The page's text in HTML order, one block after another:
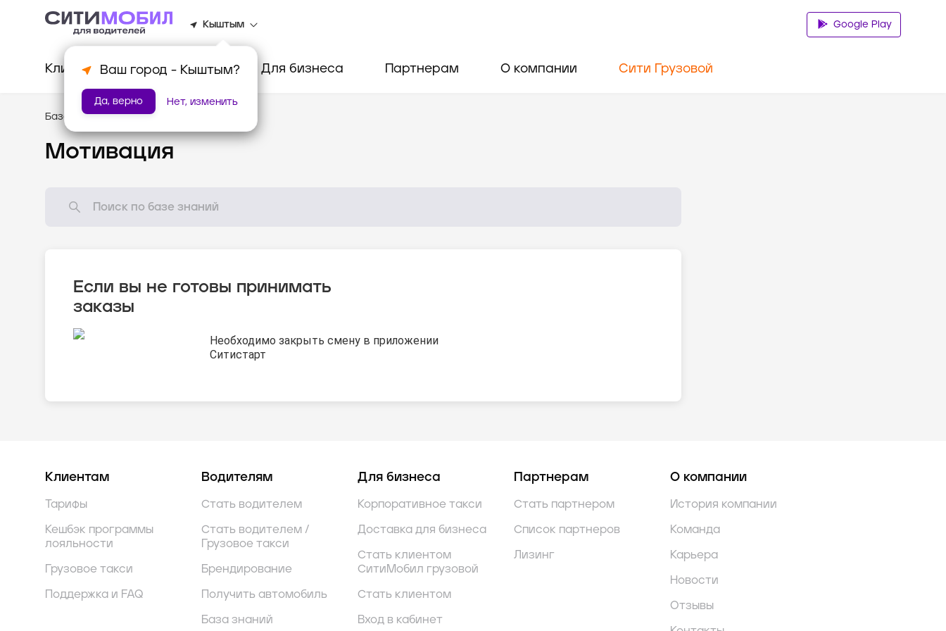
Кыштым
Ваш город - Кыштым?
Да, верно Нет, изменить
Google Play
Клиентам Водителям Для бизнеса Партнерам О компании Сити Грузовой
База знаний /Как всё устроено?
Мотивация
Если вы не готовы принимать
заказы
Необходимо закрыть смену в приложении
Ситистарт
Клиентам
Тарифы
Кешбэк программы
лояльности
Грузовое такси
Поддержка и FAQ
Водителям
Стать водителем
Стать водителем /
Грузовое такси
Брендирование
Получить автомобиль
База знаний
Для бизнеса
Корпоративное такси
Доставка для бизнеса
Стать клиентом
СитиМобил грузовой
Стать клиентом
Вход в кабинет
Партнерам
Стать партнером
Список партнеров
Лизинг
О компании
История компании
Команда
Карьера
Новости
Отзывы